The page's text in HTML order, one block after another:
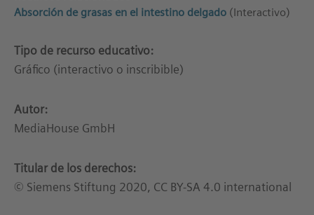
Absorción de grasas en el intestino delgado (Interactivo)
Tipo de recurso educativo:
Gráfico (interactivo o inscribible)
Autor:
MediaHouse GmbH
Titular de los derechos:
© Siemens Stiftung 2020, CC BY-SA 4.0 international